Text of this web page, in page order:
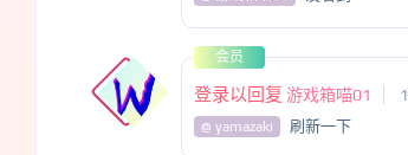
会员
登录以回复 游戏箱喵01
@ yamazaki 刷新一下